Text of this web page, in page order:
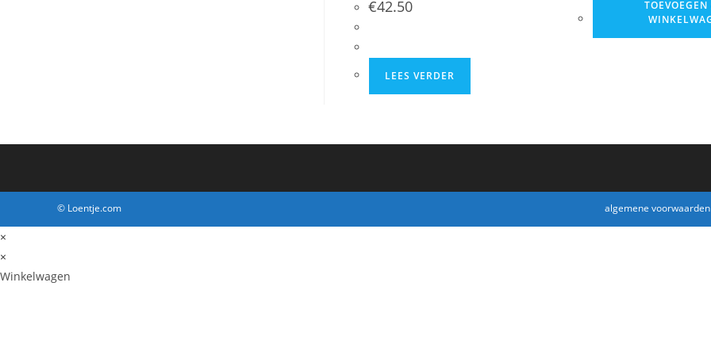
€42.50
LEES VERDER
algemene voorwaarden
© Loentje.com
×
×
Winkelwagen